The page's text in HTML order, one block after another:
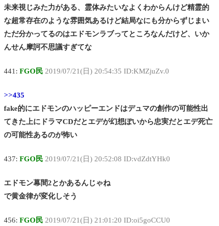
未来視じみた力がある、霊体みたいなよくわからんけど精霊的
な超常存在のような雰囲気あるけど結局なにも分からずじまい
ただ分かってるのはエドモンラブってところなんだけど、いか
んせん摩訶不思議すぎてな
441: FGO民 2019/07/21(日) 20:54:35 ID:KMZjuZv.0
>>435
fake的にエドモンのハッピーエンドはデュマの創作の可能性出
てきた上にドラマCDだとエデが幻想ぽいから忠実だとエデ死亡
の可能性あるのが怖い
437: FGO民 2019/07/21(日) 20:52:08 ID:vdZdtYHk0
エドモン幕間2とかあるんじゃね
で黄金律が変化しそう
456: FGO民 2019/07/21(日) 21:01:20 ID:oi5goCCU0